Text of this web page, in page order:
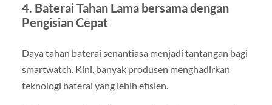
4. Baterai Tahan Lama bersama dengan
Pengisian Cepat
Daya tahan baterai senantiasa menjadi tantangan bagi
smartwatch. Kini, banyak produsen menghadirkan
teknologi baterai yang lebih efisien.